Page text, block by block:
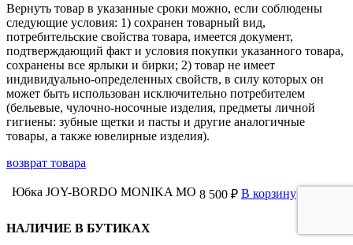
Вернуть товар в указанные сроки можно, если соблюдены
следующие условия: 1) сохранен товарный вид,
потребительские свойства товара, имеется документ,
подтверждающий факт и условия покупки указанного товара,
сохранены все ярлыки и бирки; 2) товар не имеет
индивидуально-определенных свойств, в силу которых он
может быть использован исключительно потребителем
(бельевые, чулочно-носочные изделия, предметы личной
гигиены: зубные щетки и пасты и другие аналогичные
товары, а также ювелирные изделия).
возврат товара
Юбка JOY-BORDO MONIKA MO 8 500 ₽ В корзину
НАЛИЧИЕ В БУТИКАХ